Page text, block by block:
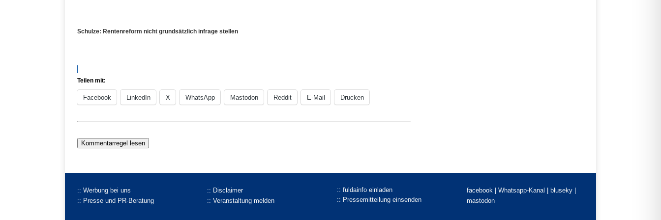
Schulze: Rentenreform nicht grundsätzlich infrage stellen
Teilen mit:
Facebook LinkedIn X WhatsApp Mastodon Reddit E-Mail Drucken
Kommentarregel lesen
:: Werbung bei uns
:: Presse und PR-Beratung
:: Disclaimer
:: Veranstaltung melden
:: fuldainfo einladen
:: Pressemitteilung einsenden
facebook | Whatsapp-Kanal bluseky|
mastodon